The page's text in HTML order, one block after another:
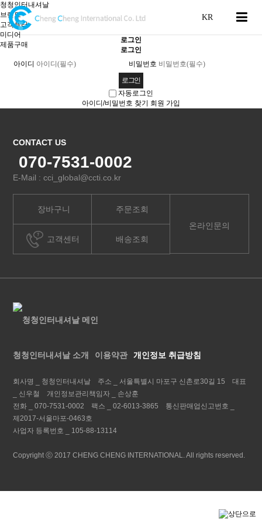
청청인터내셔날
브랜드
고객센터
미디어
제품구매
로그인
로그인
아이디
비밀번호
자동로그인
아이디/비밀번호 찾기
회원 가입
CONTACT US
070-7531-0002
E-Mail : cci_global@ccti.co.kr
장바구니
고객센터
주문조회
배송조회
온라인문의
청청인터내셔날 소개 이용약관 개인정보 취급방침
회사명 _ 청청인터내셔날 주소 _ 서울특별시 마포구 신촌로30길 15
대표
신우철 개인정보관리책임자 _
손상훈
전화 _
070-7531-0002 팩스 _ 02-6013-3865
통신판매업신고번호 _
제2017-서울마포-0463호
사업자 등록번호 _
105-88-13114
Copyright ⓒ 2017 CHENG CHENG INTERNATIONAL. All rights reserved.